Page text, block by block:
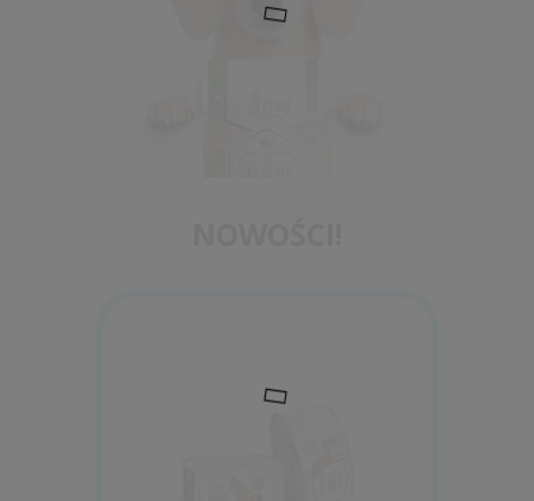
Cena regularna:
32,00 zł